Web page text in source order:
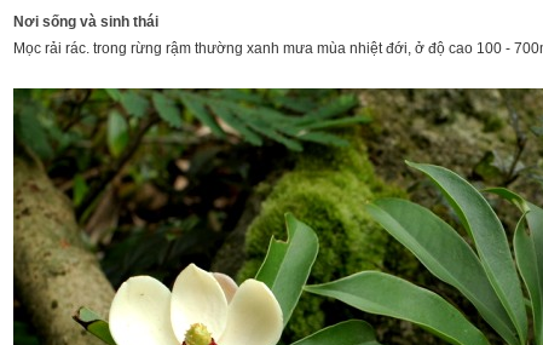
Nơi sống và sinh thái
Mọc rải rác. trong rừng rậm thường xanh mưa mùa nhiệt đới, ở độ cao 100 -